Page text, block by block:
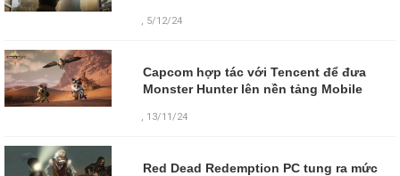
, 5/12/24
Capcom hợp tác với Tencent để đưa
Monster Hunter lên nền tảng Mobile
, 13/11/24
Red Dead Redemption PC tung ra mức